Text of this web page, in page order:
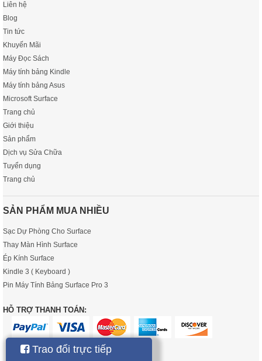
Liên hệ
Blog
Tin tức
Khuyến Mãi
Máy Đọc Sách
Máy tính bảng Kindle
Máy tính bảng Asus
Microsoft Surface
Trang chủ
Giới thiệu
Sản phẩm
Dịch vụ Sửa Chữa
Tuyển dụng
Trang chủ
SẢN PHẨM MUA NHIỀU
Sạc Dự Phòng Cho Surface
Thay Màn Hình Surface
Ép Kính Surface
Kindle 3 ( Keyboard )
Pin Máy Tính Bảng Surface Pro 3
HỖ TRỢ THANH TOÁN:
Trao đổi trực tiếp